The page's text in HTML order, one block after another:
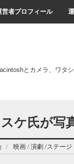
営者プロフィール
とカメラ、ワ
ケ氏が写
映画 / 演劇 /ステージ